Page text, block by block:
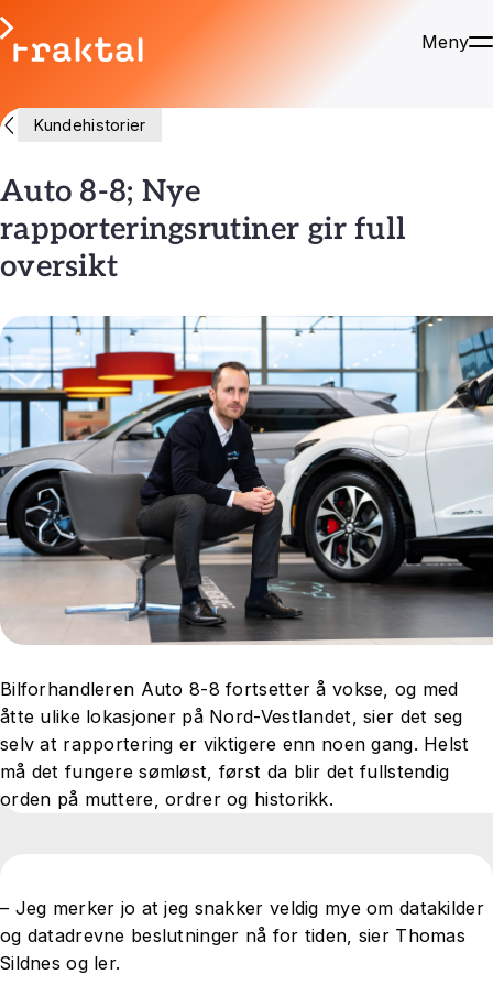
Meny
Kundehistorier
Auto 8-8; Nye
rapporteringsrutiner gir full
oversikt
Bilforhandleren Auto 8-8 fortsetter å vokse, og med
åtte ulike lokasjoner på Nord-Vestlandet, sier det seg
selv at rapportering er viktigere enn noen gang. Helst
må det fungere sømløst, først da blir det fullstendig
orden på muttere, ordrer og historikk.
– Jeg merker jo at jeg snakker veldig mye om datakilder
og datadrevne beslutninger nå for tiden, sier Thomas
Sildnes og ler.